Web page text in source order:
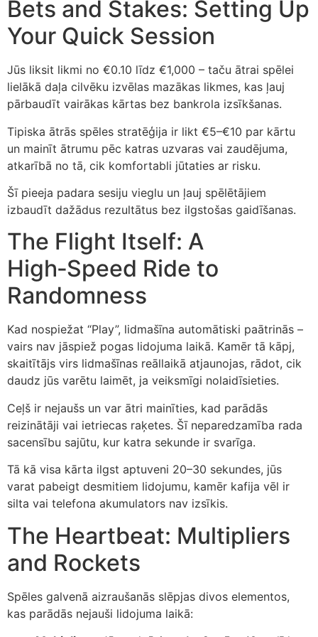
Bets and Stakes: Setting Up
Your Quick Session
Jūs liksit likmi no €0.10 līdz €1,000 – taču ātrai spēlei
lielākā daļa cilvēku izvēlas mazākas likmes, kas ļauj
pārbaudīt vairākas kārtas bez bankrola izsīkšanas.
Tipiska ātrās spēles stratēģija ir likt €5–€10 par kārtu
un mainīt ātrumu pēc katras uzvaras vai zaudējuma,
atkarībā no tā, cik komfortabli jūtaties ar risku.
Šī pieeja padara sesiju vieglu un ļauj spēlētājiem
izbaudīt dažādus rezultātus bez ilgstošas gaidīšanas.
The Flight Itself: A
High‑Speed Ride to
Randomness
Kad nospiežat “Play”, lidmašīna automātiski paātrinās –
vairs nav jāspiež pogas lidojuma laikā. Kamēr tā kāpj,
skaitītājs virs lidmašīnas reāllaikā atjaunojas, rādot, cik
daudz jūs varētu laimēt, ja veiksmīgi nolaidīsieties.
Ceļš ir nejaušs un var ātri mainīties, kad parādās
reizinātāji vai ietriecas raķetes. Šī neparedzamība rada
sacensību sajūtu, kur katra sekunde ir svarīga.
Tā kā visa kārta ilgst aptuveni 20–30 sekundes, jūs
varat pabeigt desmitiem lidojumu, kamēr kafija vēl ir
silta vai telefona akumulators nav izsīkis.
The Heartbeat: Multipliers
and Rockets
Spēles galvenā aizraušanās slēpjas divos elementos,
kas parādās nejauši lidojuma laikā: